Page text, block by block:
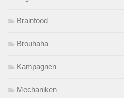
Brainfood
Brouhaha
Kampagnen
Mechaniken